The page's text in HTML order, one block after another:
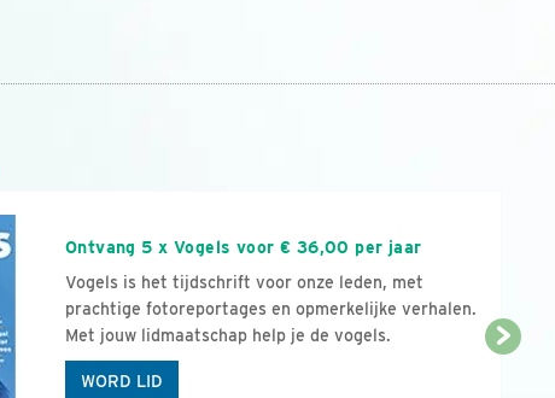
Ontvang 5 x Vogels voor € 36,00 per jaar
Vogels is het tijdschrift voor onze leden, met
prachtige fotoreportages en opmerkelijke verhalen.
Met jouw lidmaatschap help je de vogels.
WORD LID